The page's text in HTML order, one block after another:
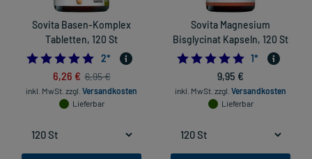
Sovita Basen-Komplex
Tabletten, 120 St
5.0
2*
6,26 € 6,95 €
inkl. MwSt. zzgl. Versandkosten
Lieferbar
Sovita Magnesium
Bisglycinat Kapseln, 120 St
5.0
1*
9,95 €
inkl. MwSt. zzgl. Versandkosten
Lieferbar